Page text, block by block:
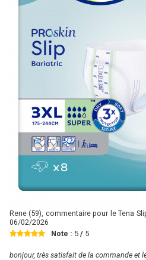
Rene (59), commentaire pour le Tena
06/02/2026
Note : 5 / 5
bonjour, très satisfait de la commande et